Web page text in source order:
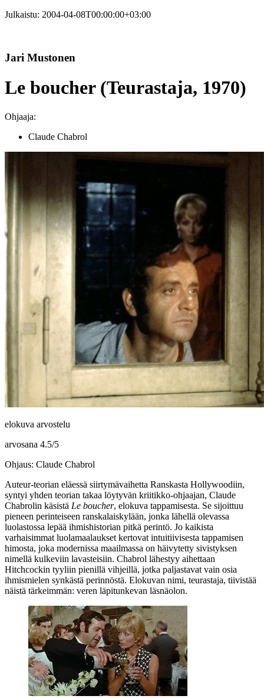
Julkaistu: 2004-04-08T00:00:00+03:00
Jari Mustonen
Le boucher (Teurastaja, 1970)
Ohjaaja:
Claude Chabrol
elokuva arvostelu
arvosana 4.5/5
Ohjaus: Claude Chabrol
Auteur-teorian eläessä siirtymävaihetta Ranskasta Hollywoodiin,
syntyi yhden teorian takaa löytyvän kriitikko-ohjaajan, Claude
Chabrolin käsistä Le boucher, elokuva tappamisesta. Se sijoittuu
pieneen perinteiseen ranskalaiskylään, jonka lähellä olevassa
luolastossa lepää ihmishistorian pitkä perintö. Jo kaikista
varhaisimmat luolamaalaukset kertovat intuitiivisesta tappamisen
himosta, joka modernissa maailmassa on häivytetty sivistyksen
nimellä kulkeviin lavasteisiin. Chabrol lähestyy aihettaan
Hitchcockin tyyliin pienillä vihjeillä, jotka paljastavat vain osia
ihmismielen synkästä perinnöstä. Elokuvan nimi, teurastaja, tiivistää
näistä tärkeimmän: veren läpitunkevan läsnäolon.